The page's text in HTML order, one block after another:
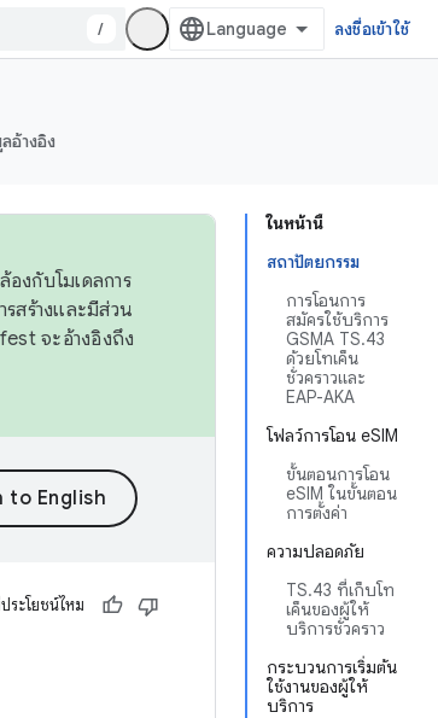
/ ลงชื่อเข้าใช้
อ้างอิง
ในหน้านี้
สถาปัตยกรรม
การโอนการ
สมัครใช้บริการ
GSMA TS.43
ด้วยโทเค็น
ชั่วคราวและ
EAP-AKA
โฟลว์การโอน eSIM
ขั้นตอนการโอน
eSIM ในขั้นตอน
การตั้งค่า
ความปลอดภัย
TS.43 ที่เก็บโท
เค็นของผู้ให้
บริการชั่วคราว
กระบวนการเริ่มต้น
ใช้งานของผู้ให้
บริการ
งกับโมเดลการ
สร้างและมีส่วน
จะอ้างอิงถึง
ระโยชน์ไหม